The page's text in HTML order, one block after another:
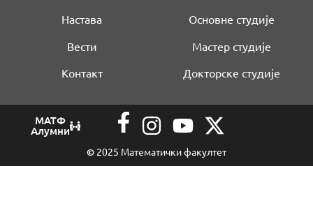
Настава
Вести
Контакт
Основне студије
Мастер студије
Докторске студије
МАТФ
Алумни
© 2025 Математички факултет